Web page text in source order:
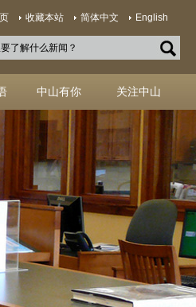
收藏本站 简体中文 English
中山有你 关注中山